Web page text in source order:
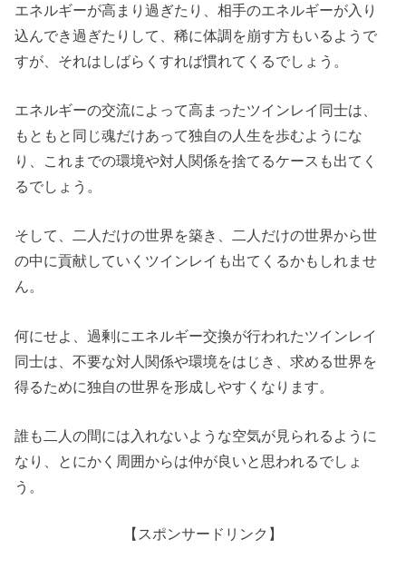
エネルギーが高まり過ぎたり、相手のエネルギーが入り
込んでき過ぎたりして、稀に体調を崩す方もいるようで
すが、それはしばらくすれば慣れてくるでしょう。
エネルギーの交流によって高まったツインレイ同士は、
もともと同じ魂だけあって独自の人生を歩むようにな
り、これまでの環境や対人関係を捨てるケースも出てく
るでしょう。
そして、二人だけの世界を築き、二人だけの世界から世
の中に貢献していくツインレイも出てくるかもしれませ
ん。
何にせよ、過剰にエネルギー交換が行われたツインレイ
同士は、不要な対人関係や環境をはじき、求める世界を
得るために独自の世界を形成しやすくなります。
誰も二人の間には入れないような空気が見られるように
なり、とにかく周囲からは仲が良いと思われるでしょ
う。
【スポンサードリンク】